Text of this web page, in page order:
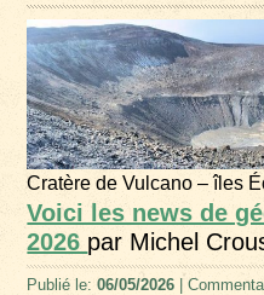
Cratère de Vulcano – îles
Voici les news de
2026 par Michel
Publié le:06/05/2026 |